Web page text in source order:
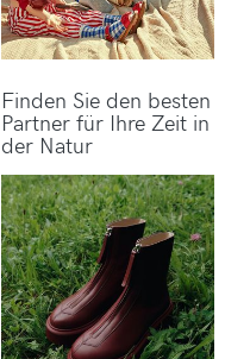
Finden Sie den besten
Partner für Ihre Zeit in
der Natur